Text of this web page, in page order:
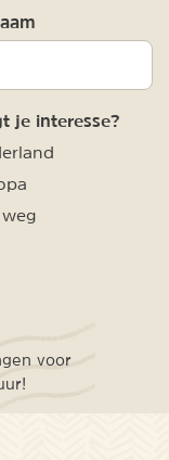
je interesse?
voor